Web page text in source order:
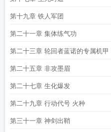
第十九章 铁人军团
第二十一章 集体练气功
第二十三章 轮回者蓝诺的专属机甲
第二十五章 非攻墨眉
第二十七章 生化爆发
第二十九章 行动代号 火种
第三十一章 神剑出鞘